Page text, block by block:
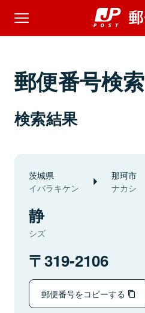
郵便番号検索
検索結果
茨城県
イバラキケン
那珂市
ナカシ
静
シズ
319-2106
郵便番号をコピーする